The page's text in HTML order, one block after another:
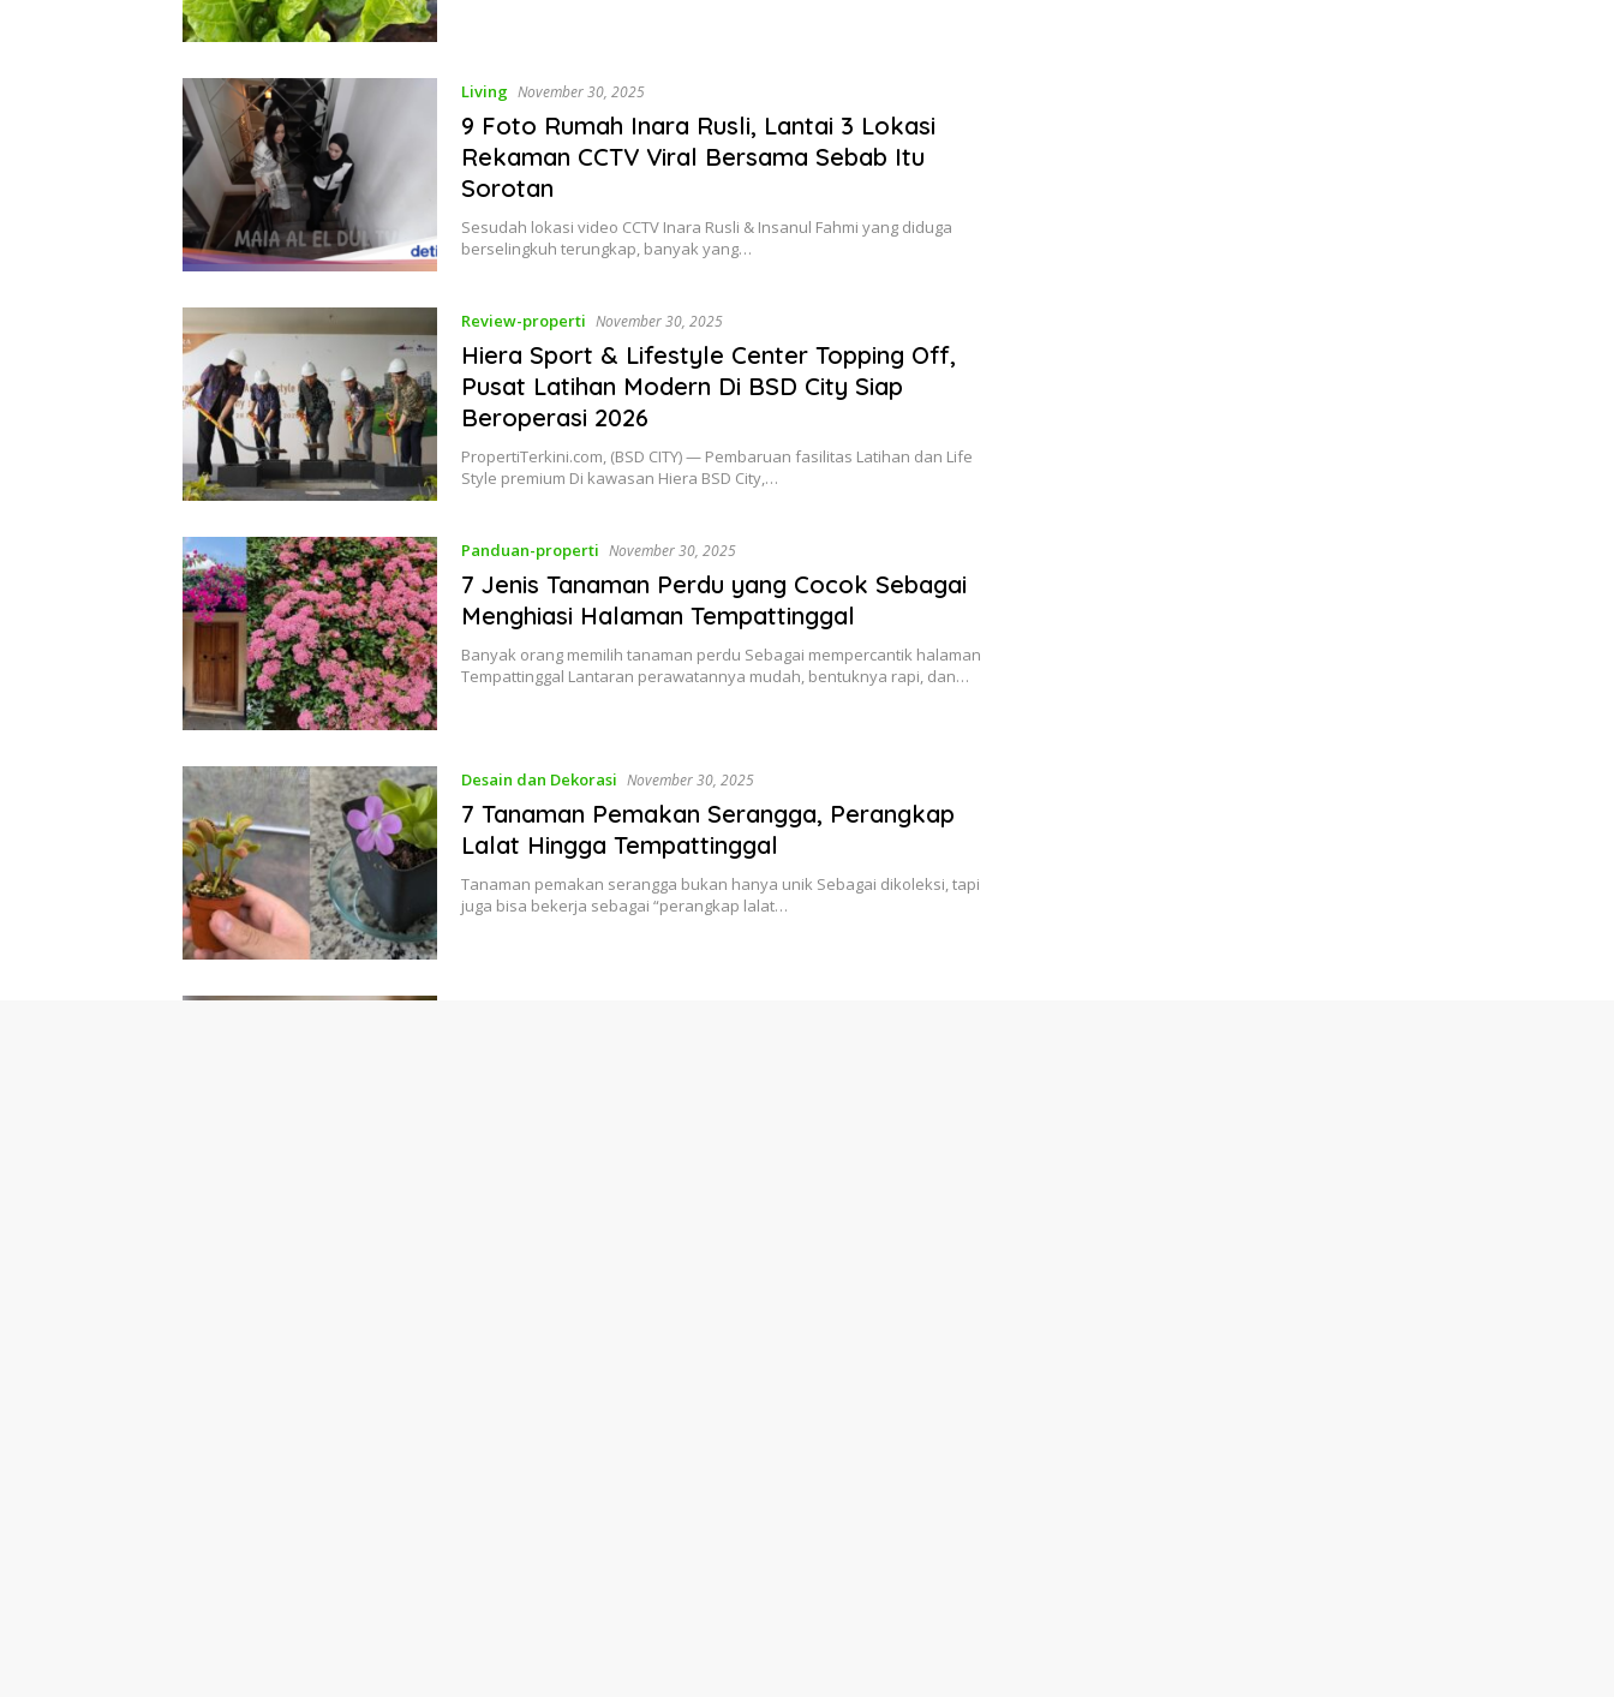
Living November 30, 2025
9 Foto Rumah Inara Rusli, Lantai 3 Lokasi
Rekaman CCTV Viral Bersama Sebab Itu
Sorotan
Sesudah lokasi video CCTV Inara Rusli & Insanul Fahmi yang diduga
berselingkuh terungkap, banyak yang…
Review-properti November 30, 2025
Hiera Sport & Lifestyle Center Topping Off,
Pusat Latihan Modern Di BSD City Siap
Beroperasi 2026
PropertiTerkini.com, (BSD CITY) — Pembaruan fasilitas Latihan dan Life
Style premium Di kawasan Hiera BSD City,…
Panduan-properti November 30, 2025
7 Jenis Tanaman Perdu yang Cocok Sebagai
Menghiasi Halaman Tempattinggal
Banyak orang memilih tanaman perdu Sebagai mempercantik halaman
Tempattinggal Lantaran perawatannya mudah, bentuknya rapi, dan…
Desain dan Dekorasi November 30, 2025
7 Tanaman Pemakan Serangga, Perangkap
Lalat Hingga Tempattinggal
Tanaman pemakan serangga bukan hanya unik Sebagai dikoleksi, tapi
juga bisa bekerja sebagai “perangkap lalat…